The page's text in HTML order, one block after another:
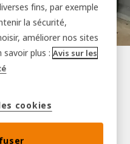
fins, par exemple
la sécurité,
améliorer nos sites
savoir plus :Avis sur les
cookies